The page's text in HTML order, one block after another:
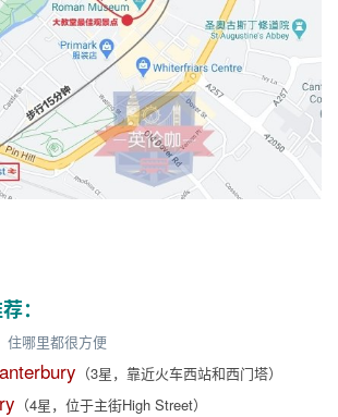
：
住哪里都很方便
（3星，靠近火车西站和西门塔）
（4星，位于主街High Street）